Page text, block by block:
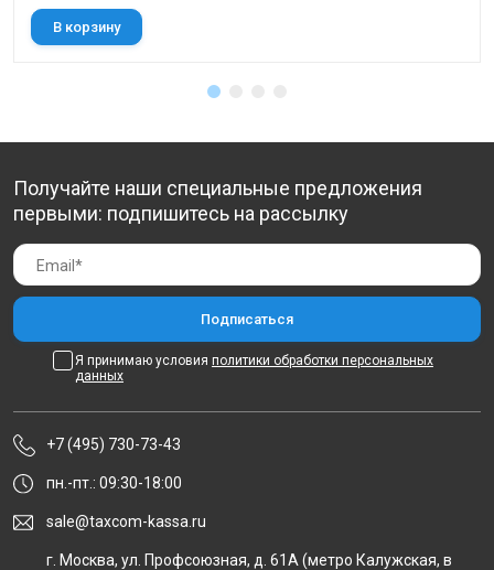
В корзину
Получайте наши специальные предложения
первыми: подпишитесь на рассылку
Я принимаю условия политики обработки персональных
данных
+7 (495) 730-73-43
пн.-пт.: 09:30-18:00
sale@taxcom-kassa.ru
г. Москва, ул. Профсоюзная, д. 61А (метро Калужская, в